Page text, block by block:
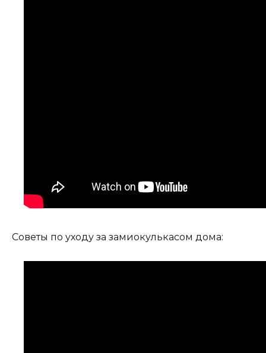
Советы по уходу за замиокулькасом дома: